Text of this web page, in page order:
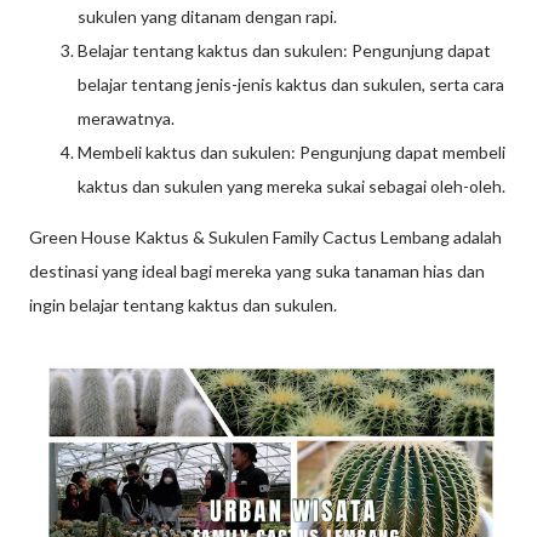
sukulen yang ditanam dengan rapi.
Belajar tentang kaktus dan sukulen: Pengunjung dapat
belajar tentang jenis-jenis kaktus dan sukulen, serta cara
merawatnya.
Membeli kaktus dan sukulen: Pengunjung dapat membeli
kaktus dan sukulen yang mereka sukai sebagai oleh-oleh.
Green House Kaktus & Sukulen Family Cactus Lembang adalah
destinasi yang ideal bagi mereka yang suka tanaman hias dan
ingin belajar tentang kaktus dan sukulen.